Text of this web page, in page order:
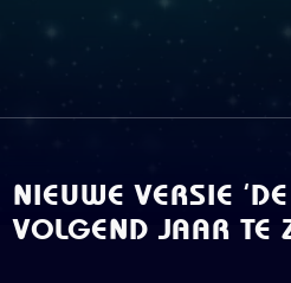
NIEUWE VERSIE
VOLGEND JAAR TE